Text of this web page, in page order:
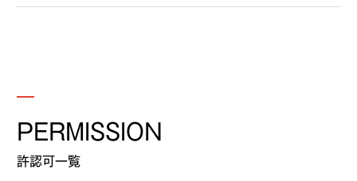
PERMISSION
許認可一覧